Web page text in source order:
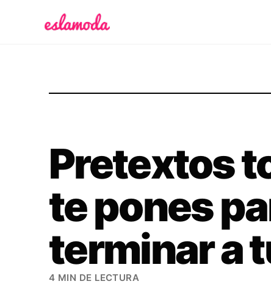
Pretextos
te pones
terminar a
4 MIN DE LECTURA